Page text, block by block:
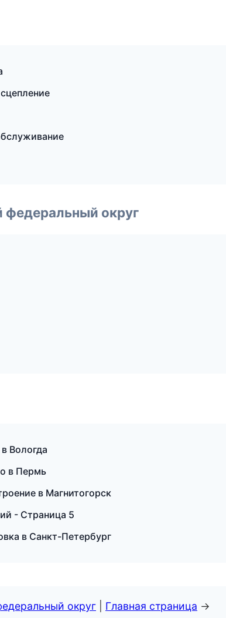
федеральный округ
Вологда
в Пермь
в Магнитогорск
- Страница 5
в Санкт-Петербург
округ Главная страница →